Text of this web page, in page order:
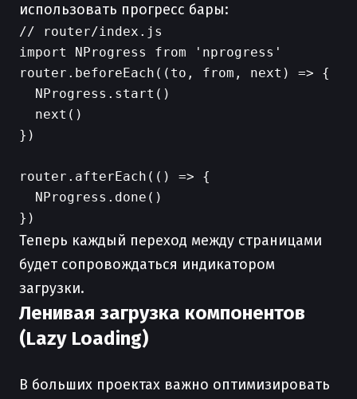
использовать прогресс бары:
// router/index.js
import NProgress from 'nprogress'
router.beforeEach((to, from, next) => {
  NProgress.start()
  next()
})
router.afterEach(() => {
  NProgress.done()
Теперь каждый переход между страницами
будет сопровождаться индикатором
загрузки.
Ленивая загрузка компонентов
(Lazy Loading)
В больших проектах важно оптимизировать